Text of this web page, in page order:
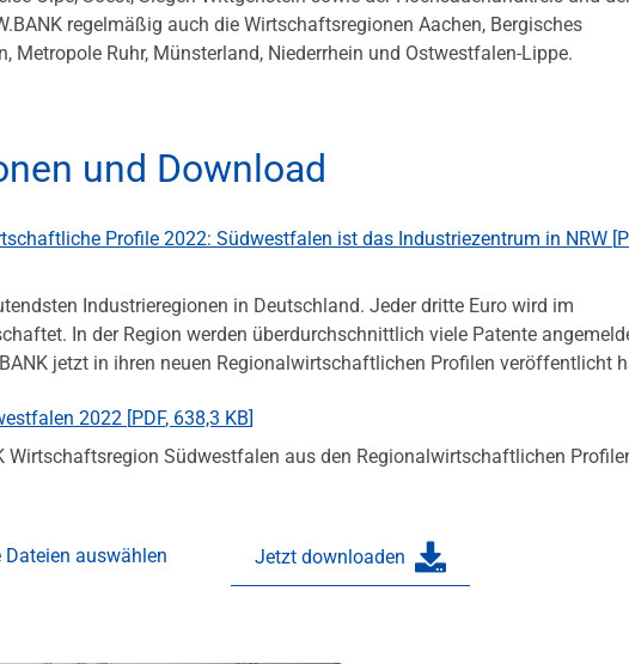
regelmäßig auch die Wirtschaftsregionen Aachen, Bergisches
Metropole Ruhr, Münsterland, Niederrhein und Ostwestfalen-Lippe.
und Download
Profile 2022: Südwestfalen ist das Industriezentrum in NRW [
Industrieregionen in Deutschland. Jeder dritte Euro wird im
In der Region werden überdurchschnittlich viele Patente
jetzt in ihren neuen Regionalwirtschaftlichen Profilen veröffentlicht
2022 [PDF, 638,3 KB]
Wirtschaftsregion Südwestfalen aus den Regionalwirtschaftlichen
Dateien auswählen Jetzt downloaden